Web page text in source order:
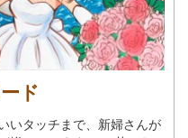
ド
いタッチまで、新婦さんが